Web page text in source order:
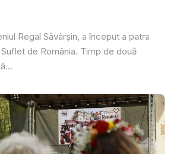
Regal Săvârșin, a început a patra
de România. Timp de două